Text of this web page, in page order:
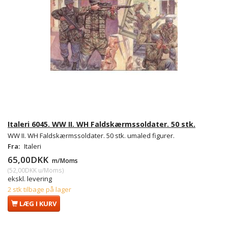
Italeri 6045. WW II. WH Faldskærmssoldater. 50 stk.
WW II. WH Faldskærmssoldater. 50 stk. umaled figurer.
Fra: Italeri
65,00DKK m/Moms
(52,00DKK u/Moms)
ekskl. levering
2 stk tilbage på lager
LÆG I KURV